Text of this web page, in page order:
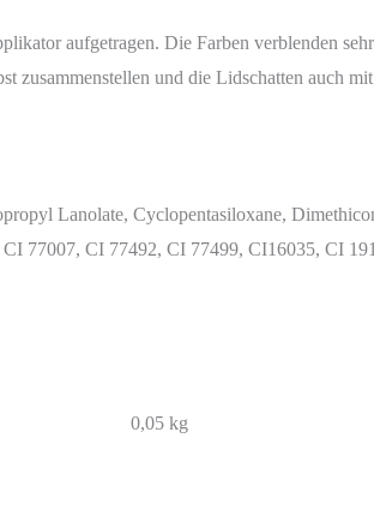
aufgetragen. Die Farben verblenden
zusammenstellen und die Lidschatten auch
Lanolate, Cyclopentasiloxane,
77007, CI 77492, CI 77499, CI16035, CI
0,05 kg